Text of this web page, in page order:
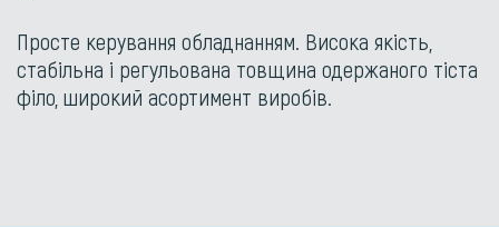
Просте керування обладнанням. Висока якість,
стабільна і регульована товщина одержаного тіста
філо, широкий асортимент виробів.